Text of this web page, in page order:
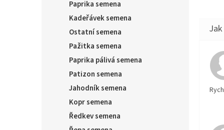
Paprika semena
Kadeřávek semena
Ostatní semena
Pažitka semena
Paprika pálivá semena
Patizon semena
Jahodník semena
Kopr semena
Ředkev semena